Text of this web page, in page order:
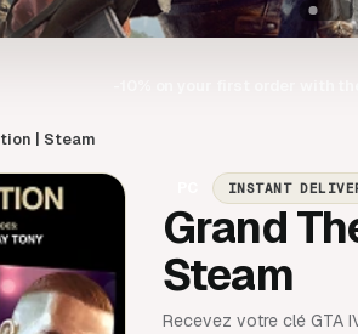
| Steam
INSTANT
Grand
Steam
Recevez votre clé GTA